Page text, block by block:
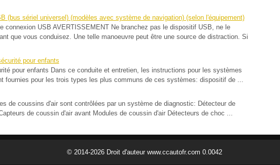
(bus sériel universel) (modèles avec système de navigation) (selon l'équipement)
connexion USB AVERTISSEMENT Ne branchez pas le dispositif USB, ne le
que vous conduisez. Une telle manoeuvre peut être une source de distraction. Si
pour enfants
pour enfants Dans ce conduite et entretien, les instructions pour les systèmes
fournies pour les trois types les plus communs de ces systèmes: dispositif de ...
de coussins d'air sont contrôlées par un système de diagnostic: Détecteur de
de coussin d'air avant Modules de coussin d'air Détecteurs de choc ...
© 2014-2026 Droit d'auteur www.ccautofr.com 0.0042